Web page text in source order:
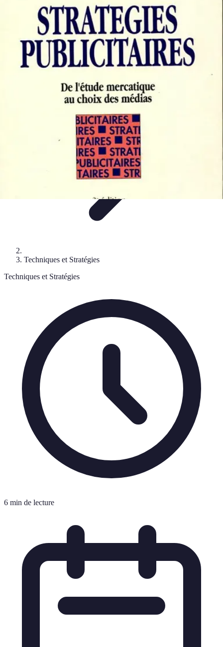
Volley Direct
Stratégies et Techniques Entraînement et TechniquesTechniques et
Entraînement et Technique Stratégies d'équipe
Volley Direct
Techniques et Stratégies
Techniques et Stratégies
6 min de lecture